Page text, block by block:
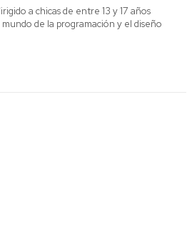
a chicas de entre 13 y 17 años
de la programación y el diseño